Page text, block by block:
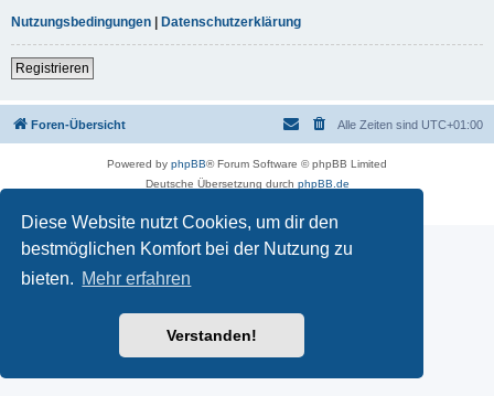
Diese Website nutzt Cookies, um dir den
bestmöglichen Komfort bei der Nutzung zu
bieten. Mehr erfahren
Verstanden!
Nutzungsbedingungen | Datenschutzerklärung
Registrieren
Foren-Übersicht Alle Zeiten sind UTC+01:00
Powered by phpBB® Forum Software © phpBB Limited
Deutsche Übersetzung durch phpBB.de